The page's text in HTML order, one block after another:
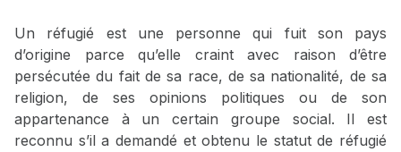
Un réfugié est une personne qui fuit son pays
d’origine parce qu’elle craint avec raison d’être
persécutée du fait de sa race, de sa nationalité, de sa
religion, de ses opinions politiques ou de son
appartenance à un certain groupe social. Il est
reconnu s’il a demandé et obtenu le statut de réfugié